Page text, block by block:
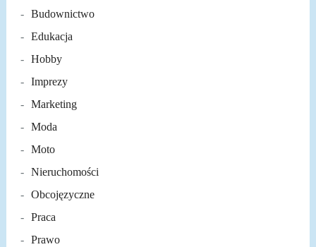
Budownictwo
Edukacja
Hobby
Imprezy
Marketing
Moda
Moto
Nieruchomości
Obcojęzyczne
Praca
Prawo